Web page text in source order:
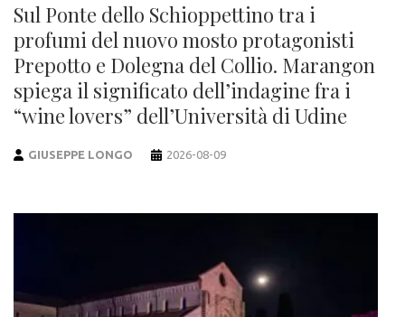
Sul Ponte dello Schioppettino tra i
profumi del nuovo mosto protagonisti
Prepotto e Dolegna del Collio. Marangon
spiega il significato dell’indagine fra i
“wine lovers” dell’Università di Udine
GIUSEPPE LONGO 2026-08-09